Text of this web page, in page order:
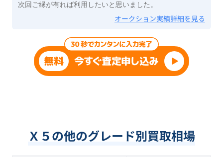
次回ご縁が有れば利用したいと思いました。
オークション実績詳細を見る
Ｘ５の他のグレード別買取相場